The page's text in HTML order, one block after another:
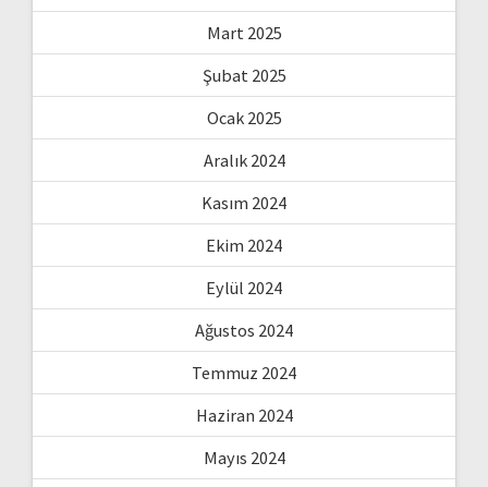
Mart 2025
Şubat 2025
Ocak 2025
Aralık 2024
Kasım 2024
Ekim 2024
Eylül 2024
Ağustos 2024
Temmuz 2024
Haziran 2024
Mayıs 2024